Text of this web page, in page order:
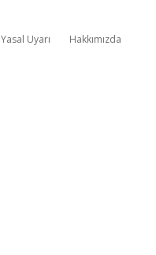
Yasal Uyarı Hakkımızda